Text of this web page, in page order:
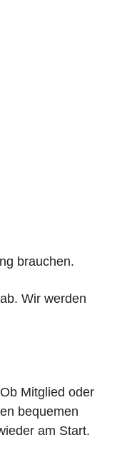
brauchen.
ab. Wir werden
Mitglied oder
bequemen
am Start.